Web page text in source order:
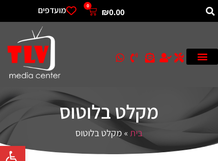
פתח
₪0.00
0 מועדפים
מקלט בלוטוס
בית»מקלט בלוטוס